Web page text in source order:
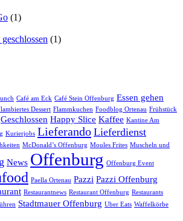
(1)
(1)
Café am Eck Café Stein Offenburg Essen gehen
Dessert Flammkuchen Foodblog Ortenau Frühstück
Geschlossen Happy Slice Kaffee Kantine Am
Kurierjobs Lieferando Lieferdienst
McDonald’s Offenburg Moules Frites Muscheln und
News Offenburg Offenburg Event
Paella Ortenau Pazzi Pazzi Offenburg
Restaurantnews Restaurant Offenburg Restaurants
Stadtmauer Offenburg Uber Eats Waffelkörbe